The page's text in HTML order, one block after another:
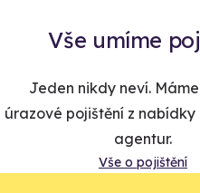
Vše umíme
Jeden nikdy neví.
úrazové pojištění z
agentur.
Vše o pojištění